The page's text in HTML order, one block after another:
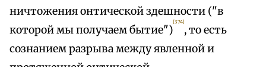
ничтожения онтической здешности ("в
которой мы получаем бытие")
[374]
, то есть
сознанием разрыва между явленной и